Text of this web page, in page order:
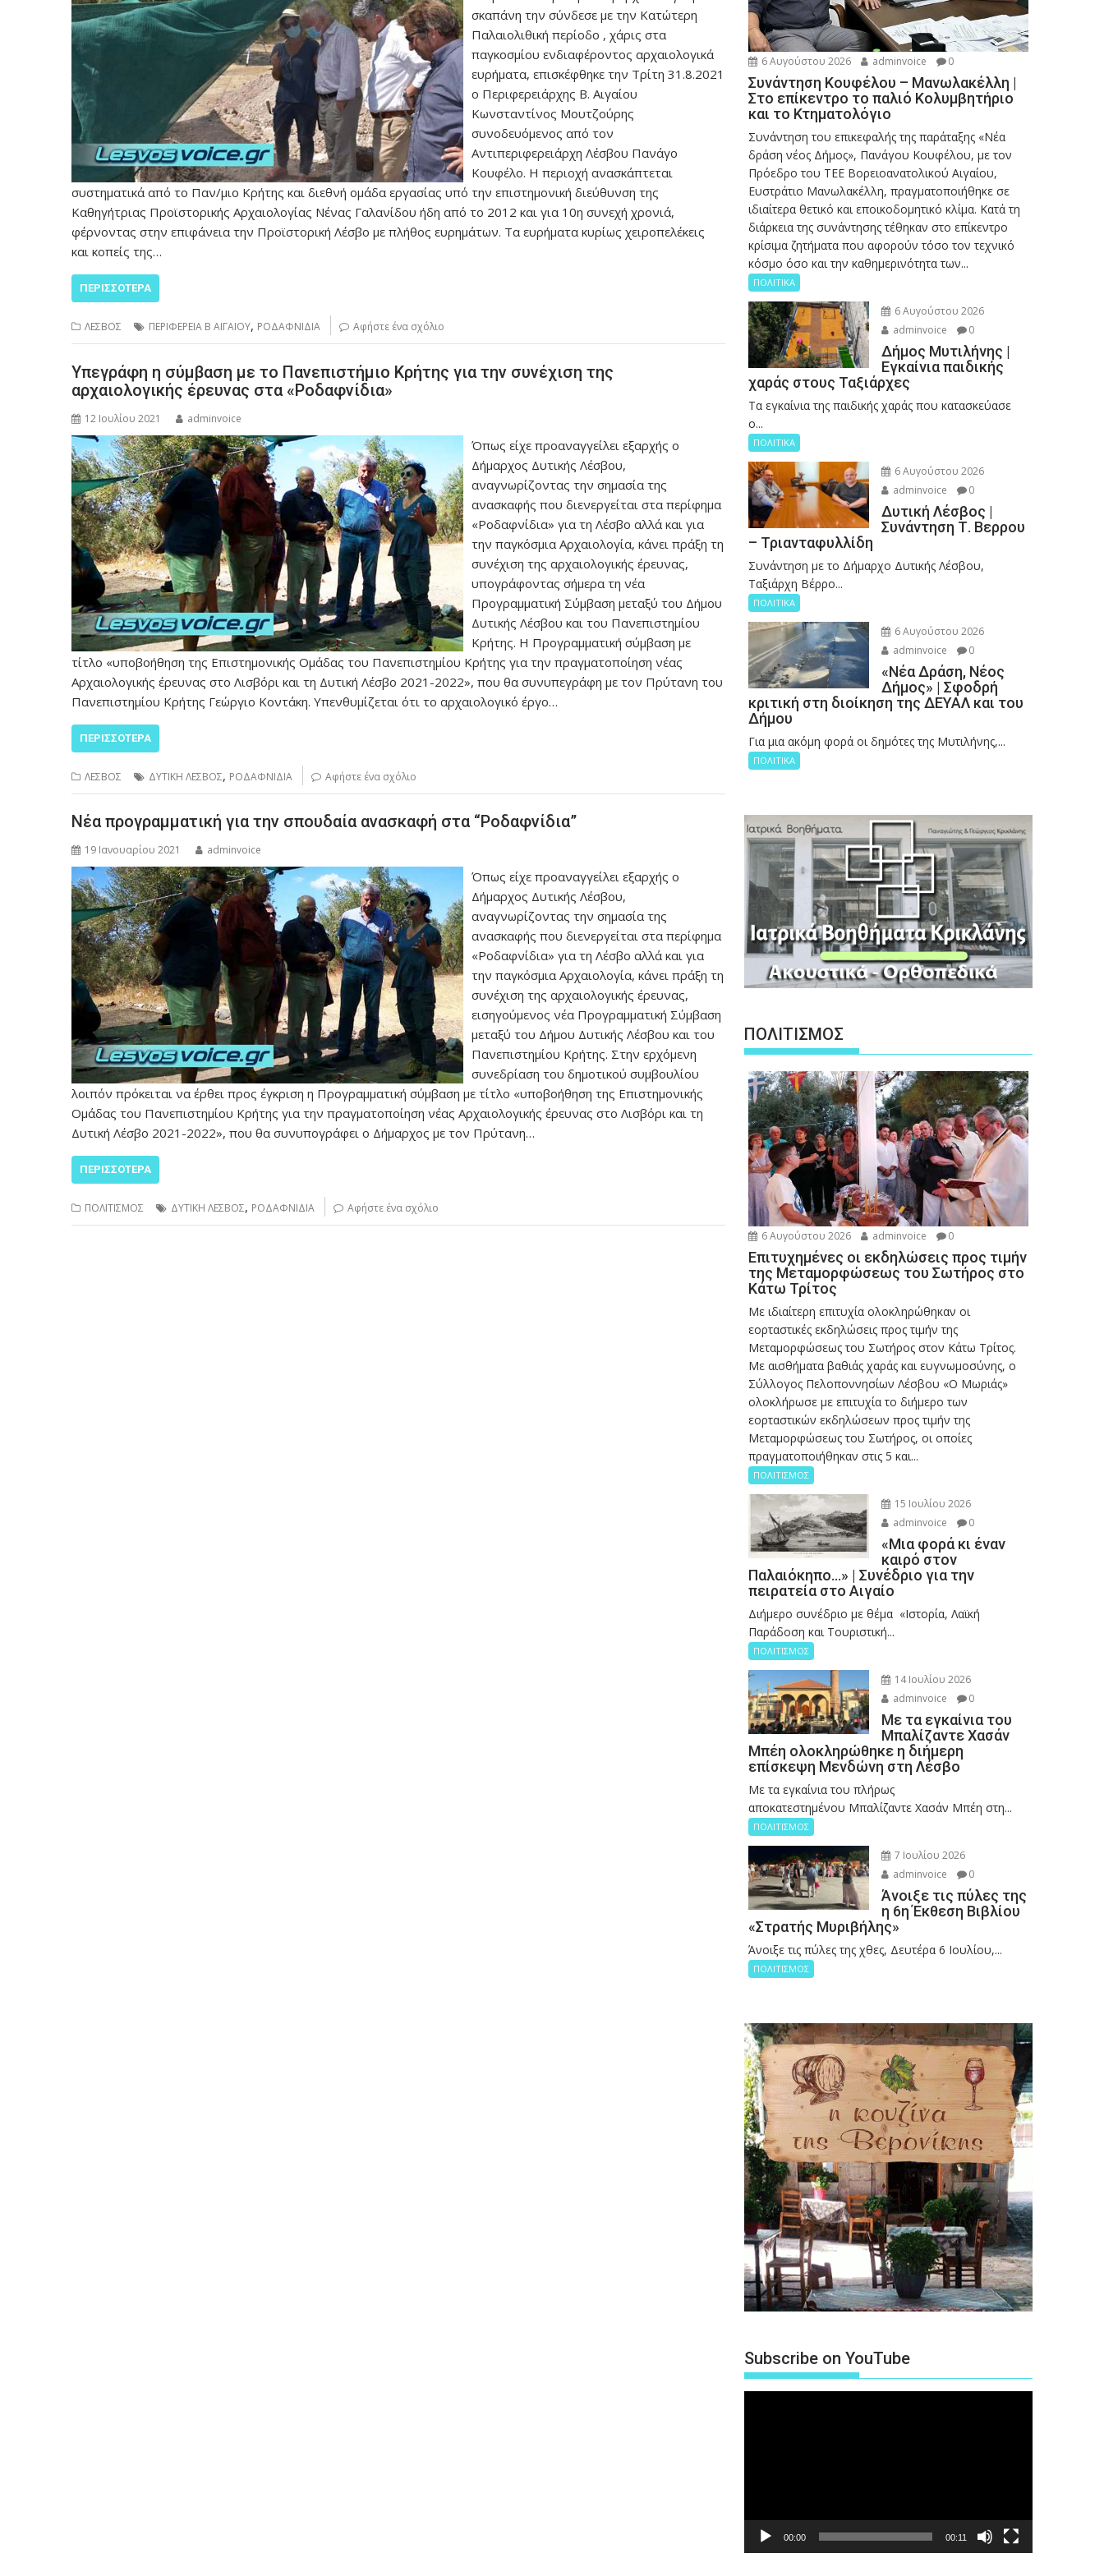
σκαπάνη την σύνδεσε με την Κατώτερη
Παλαιολιθική περίοδο , χάρις στα
παγκοσμίου ενδιαφέροντος αρχαιολογικά
ευρήματα, επισκέφθηκε την Τρίτη 31.8.2021
ο Περιφερειάρχης Β. Αιγαίου
Κωνσταντίνος Μουτζούρης
συνοδευόμενος από τον
Αντιπεριφερειάρχη Λέσβου Πανάγο
Κουφέλο. Η περιοχή ανασκάπτεται
συστηματικά από το Παν/μιο Κρήτης και διεθνή ομάδα εργασίας υπό την επιστημονική διεύθυνση της
Καθηγήτριας Προϊστορικής Αρχαιολογίας Νένας Γαλανίδου ήδη από το 2012 και για 10η συνεχή χρονιά,
φέρνοντας στην επιφάνεια την Προϊστορική Λέσβο με πλήθος ευρημάτων. Τα ευρήματα κυρίως χειροπελέκεις
και κοπείς της…
ΠΕΡΙΣΣΌΤΕΡΑ
ΛΕΣΒΟΣ ΠΕΡΙΦΕΡΕΙΑ Β ΑΙΓΑΙΟΥ, ΡΟΔΑΦΝΙΔΙΑ Αφήστε ένα σχόλιο
Υπεγράφη η σύμβαση με το Πανεπιστήμιο Κρήτης για την συνέχιση της
αρχαιολογικής έρευνας στα «Ροδαφνίδια»
12 Ιουλίου 2021 adminvoice
Όπως είχε προαναγγείλει εξαρχής ο
Δήμαρχος Δυτικής Λέσβου,
αναγνωρίζοντας την σημασία της
ανασκαφής που διενεργείται στα περίφημα
«Ροδαφνίδια» για τη Λέσβο αλλά και για
την παγκόσμια Αρχαιολογία, κάνει πράξη τη
συνέχιση της αρχαιολογικής έρευνας,
υπογράφοντας σήμερα τη νέα
Προγραμματική Σύμβαση μεταξύ του Δήμου
Δυτικής Λέσβου και του Πανεπιστημίου
Κρήτης. Η Προγραμματική σύμβαση με
τίτλο «υποβοήθηση της Επιστημονικής Ομάδας του Πανεπιστημίου Κρήτης για την πραγματοποίηση νέας
Αρχαιολογικής έρευνας στο Λισβόρι και τη Δυτική Λέσβο 2021-2022», που θα συνυπεγράφη με τον Πρύτανη του
Πανεπιστημίου Κρήτης Γεώργιο Κοντάκη. Υπενθυμίζεται ότι το αρχαιολογικό έργο…
ΠΕΡΙΣΣΌΤΕΡΑ
ΛΕΣΒΟΣ ΔΥΤΙΚΗ ΛΕΣΒΟΣ, ΡΟΔΑΦΝΙΔΙΑ Αφήστε ένα σχόλιο
Νέα προγραμματική για την σπουδαία ανασκαφή στα “Ροδαφνίδια”
19 Ιανουαρίου 2021 adminvoice
Όπως είχε προαναγγείλει εξαρχής ο
Δήμαρχος Δυτικής Λέσβου,
αναγνωρίζοντας την σημασία της
ανασκαφής που διενεργείται στα περίφημα
«Ροδαφνίδια» για τη Λέσβο αλλά και για
την παγκόσμια Αρχαιολογία, κάνει πράξη τη
συνέχιση της αρχαιολογικής έρευνας,
εισηγούμενος νέα Προγραμματική Σύμβαση
μεταξύ του Δήμου Δυτικής Λέσβου και του
Πανεπιστημίου Κρήτης. Στην ερχόμενη
συνεδρίαση του δημοτικού συμβουλίου
λοιπόν πρόκειται να έρθει προς έγκριση η Προγραμματική σύμβαση με τίτλο «υποβοήθηση της Επιστημονικής
Ομάδας του Πανεπιστημίου Κρήτης για την πραγματοποίηση νέας Αρχαιολογικής έρευνας στο Λισβόρι και τη
Δυτική Λέσβο 2021-2022», που θα συνυπογράφει ο Δήμαρχος με τον Πρύτανη…
ΠΕΡΙΣΣΌΤΕΡΑ
ΠΟΛΙΤΙΣΜΟΣ ΔΥΤΙΚΗ ΛΕΣΒΟΣ, ΡΟΔΑΦΝΙΔΙΑ Αφήστε ένα σχόλιο
6 Αυγούστου 2026 adminvoice 0
Συνάντηση Κουφέλου – Μανωλακέλλη |
Στο επίκεντρο το παλιό Κολυμβητήριο
και το Κτηματολόγιο
Συνάντηση του επικεφαλής της παράταξης «Νέα
δράση νέος Δήμος», Πανάγου Κουφέλου, με τον
Πρόεδρο του ΤΕΕ Βορειοανατολικού Αιγαίου,
Ευστράτιο Μανωλακέλλη, πραγματοποιήθηκε σε
ιδιαίτερα θετικό και εποικοδομητικό κλίμα. Κατά τη
διάρκεια της συνάντησης τέθηκαν στο επίκεντρο
κρίσιμα ζητήματα που αφορούν τόσο τον τεχνικό
κόσμο όσο και την καθημερινότητα των...
ΠΟΛΙΤΙΚΑ
6 Αυγούστου 2026
adminvoice
0
Δήμος Μυτιλήνης |
Εγκαίνια παιδικής
χαράς στους Ταξιάρχες
Tα εγκαίνια της παιδικής χαράς που κατασκεύασε
ο...
ΠΟΛΙΤΙΚΑ
6 Αυγούστου 2026
adminvoice
0
Δυτική Λέσβος |
Συνάντηση Τ. Βερρου
– Τριανταφυλλίδη
Συνάντηση με το Δήμαρχο Δυτικής Λέσβου,
Ταξιάρχη Βέρρο...
ΠΟΛΙΤΙΚΑ
6 Αυγούστου 2026
adminvoice
0
«Νέα Δράση, Νέος
Δήμος» | Σφοδρή
κριτική στη διοίκηση της ΔΕΥΑΛ και του
Δήμου
Για μια ακόμη φορά οι δημότες της Μυτιλήνης,...
ΠΟΛΙΤΙΚΑ
ΠΟΛΙΤΙΣΜΟΣ
6 Αυγούστου 2026 adminvoice 0
Επιτυχημένες οι εκδηλώσεις προς τιμήν
της Μεταμορφώσεως του Σωτήρος στο
Κάτω Τρίτος
Με ιδιαίτερη επιτυχία ολοκληρώθηκαν οι
εορταστικές εκδηλώσεις προς τιμήν της
Μεταμορφώσεως του Σωτήρος στον Κάτω Τρίτος.
Με αισθήματα βαθιάς χαράς και ευγνωμοσύνης, ο
Σύλλογος Πελοποννησίων Λέσβου «Ο Μωριάς»
ολοκλήρωσε με επιτυχία το διήμερο των
εορταστικών εκδηλώσεων προς τιμήν της
Μεταμορφώσεως του Σωτήρος, οι οποίες
πραγματοποιήθηκαν στις 5 και...
ΠΟΛΙΤΙΣΜΟΣ
15 Ιουλίου 2026
adminvoice
0
«Μια φορά κι έναν
καιρό στον
Παλαιόκηπο…» | Συνέδριο για την
πειρατεία στο Αιγαίο
Διήμερο συνέδριο με θέμα «Ιστορία, Λαϊκή
Παράδοση και Τουριστική...
ΠΟΛΙΤΙΣΜΟΣ
14 Ιουλίου 2026
adminvoice
0
Με τα εγκαίνια του
Μπαλίζαντε Χασάν
Μπέη ολοκληρώθηκε η διήμερη
επίσκεψη Μενδώνη στη Λέσβο
Με τα εγκαίνια του πλήρως
αποκατεστημένου Μπαλίζαντε Χασάν Μπέη στη...
ΠΟΛΙΤΙΣΜΟΣ
7 Ιουλίου 2026
adminvoice
0
Άνοιξε τις πύλες της
η 6η Έκθεση Βιβλίου
«Στρατής Μυριβήλης»
Άνοιξε τις πύλες της χθες, Δευτέρα 6 Ιουλίου,...
ΠΟΛΙΤΙΣΜΟΣ
Subscribe on YouTube
00:00 00:11